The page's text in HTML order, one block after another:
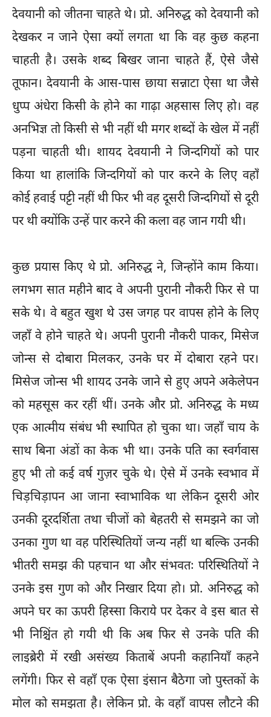
देवयानी को जीतना चाहते थे। प्रो. अनिरुद्ध को देवयानी को
देखकर न जाने ऐसा क्यों लगता था कि वह कुछ कहना
चाहती है। उसके शब्द बिखर जाना चाहते हैं, ऐसे जैसे
तूफान। देवयानी के आस-पास छाया सन्नाटा ऐसा था जैसे
धुप्प अंधेरा किसी के होने का गाढ़ा अहसास लिए हो। वह
अनभिज्ञ तो किसी से भी नहीं थी मगर शब्दों के खेल में नहीं
पड़ना चाहती थी। शायद देवयानी ने जिन्दगियों को पार
किया था हालांकि जिन्दगियों को पार करने के लिए वहाँ
कोई हवाई पट्टी नहीं थी फिर भी वह दूसरी जिन्दगियों से दूरी
पर थी क्योंकि उन्हें पार करने की कला वह जान गयी थी।
कुछ प्रयास किए थे प्रो. अनिरुद्ध ने, जिन्होंने काम किया।
लगभग सात महीने बाद वे अपनी पुरानी नौकरी फिर से पा
सके थे। वे बहुत खुश थे उस जगह पर वापस होने के लिए
जहाँ वे होने चाहते थे। अपनी पुरानी नौकरी पाकर, मिसेज
जोन्स से दोबारा मिलकर, उनके घर में दोबारा रहने पर।
मिसेज जोन्स भी शायद उनके जाने से हुए अपने अकेलेपन
को महसूस कर रहीं थीं। उनके और प्रो. अनिरुद्ध के मध्य
एक आत्मीय संबंध भी स्थापित हो चुका था। जहाँ चाय के
साथ बिना अंडों का केक भी था। उनके पति का स्वर्गवास
हुए भी तो कई वर्ष गुज़र चुके थे। ऐसे में उनके स्वभाव में
चिड़चिड़ापन आ जाना स्वाभाविक था लेकिन दूसरी ओर
उनकी दूरदर्शिता तथा चीजों को बेहतरी से समझने का जो
उनका गुण था वह परिस्थितियों जन्य नहीं था बल्कि उनकी
भीतरी समझ की पहचान था और संभवतः परिस्थितियों ने
उनके इस गुण को और निखार दिया हो। प्रो. अनिरुद्ध को
अपने घर का ऊपरी हिस्सा किराये पर देकर वे इस बात से
भी निश्चिंत हो गयी थी कि अब फिर से उनके पति की
लाइब्रेरी में रखी असंख्य किताबें अपनी कहानियाँ कहने
लगेंगी। फिर से वहाँ एक ऐसा इंसान बैठेगा जो पुस्तकों के
मोल को समझता है। लेकिन प्रो. के वहाँ वापस लौटने की